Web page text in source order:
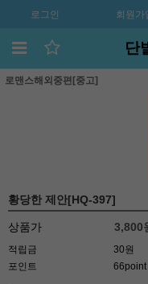
로그인 회원가
단
로맨스해외중편[중고]
황당한 제안[HQ-397]
상품가 3,800
적립금
30원
포인트
66point